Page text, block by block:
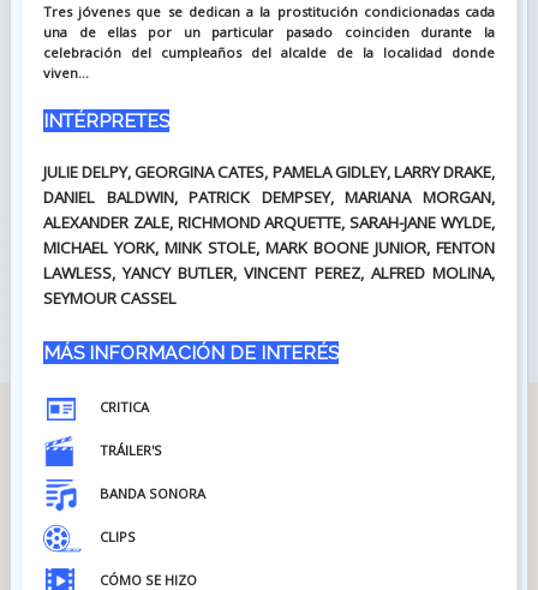
Tres jóvenes que se dedican a la prostitución condicionadas cada
una de ellas por un particular pasado coinciden durante la
celebración del cumpleaños del alcalde de la localidad donde
viven...
INTÉRPRETES
JULIE DELPY, GEORGINA CATES, PAMELA GIDLEY, LARRY DRAKE,
DANIEL BALDWIN, PATRICK DEMPSEY, MARIANA MORGAN,
ALEXANDER ZALE, RICHMOND ARQUETTE, SARAH-JANE WYLDE,
MICHAEL YORK, MINK STOLE, MARK BOONE JUNIOR, FENTON
LAWLESS, YANCY BUTLER, VINCENT PEREZ, ALFRED MOLINA,
SEYMOUR CASSEL
MÁS INFORMACIÓN DE INTERÉS
CRITICA
TRÁILER'S
BANDA SONORA
CLIPS
CÓMO SE HIZO